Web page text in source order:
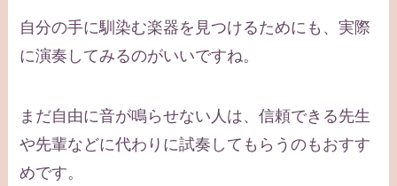
自分の手に馴染む楽器を見つけるためにも、実際
に演奏してみるのがいいですね。
まだ自由に音が鳴らせない人は、信頼できる先生
や先輩などに代わりに試奏してもらうのもおすす
めです。